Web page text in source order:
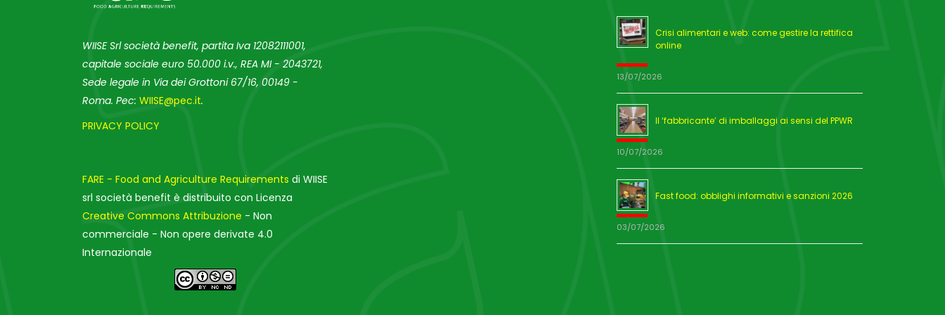
WIISE Srl società benefit, partita Iva 12082111001,
capitale sociale euro 50.000 i.v., REA MI - 2043721,
Sede legale in Via dei Grottoni 67/16, 00149 -
Roma. Pec: WIISE@pec.it.
PRIVACY POLICY
FARE - Food and Agriculture Requirements di WIISE
srl società benefit è distribuito con Licenza
Creative Commons Attribuzione - Non
commerciale - Non opere derivate 4.0
Internazionale
Crisi alimentari e web: come gestire la rettifica
online
13/07/2026
Il ‘fabbricante’ di imballaggi ai sensi del PPWR
10/07/2026
Fast food: obblighi informativi e sanzioni 2026
03/07/2026